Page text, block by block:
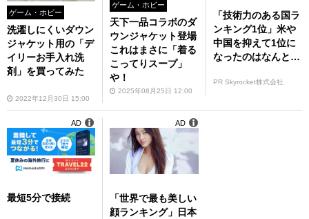
ゲーム・ホビー
洗濯しにくいダウン
ジャケット用の「デ
イリーお手入れ洗
剤」を買ってみた
2022年12月30日 15:00
ゲーム・ホビー
天下一品コラボのダ
ウンジャケット登場
これはまさに「着る
こってりスープ」
や！
2025年08月25日 12:00
「技術力のある国ラ
ンキング1位」米や
中国を抑えて1位に
なったのはなんと…
PR Skyrocket株式会社
最短5分で接続
AD
「世界で最も美しい
顔ランキング」日本
AD